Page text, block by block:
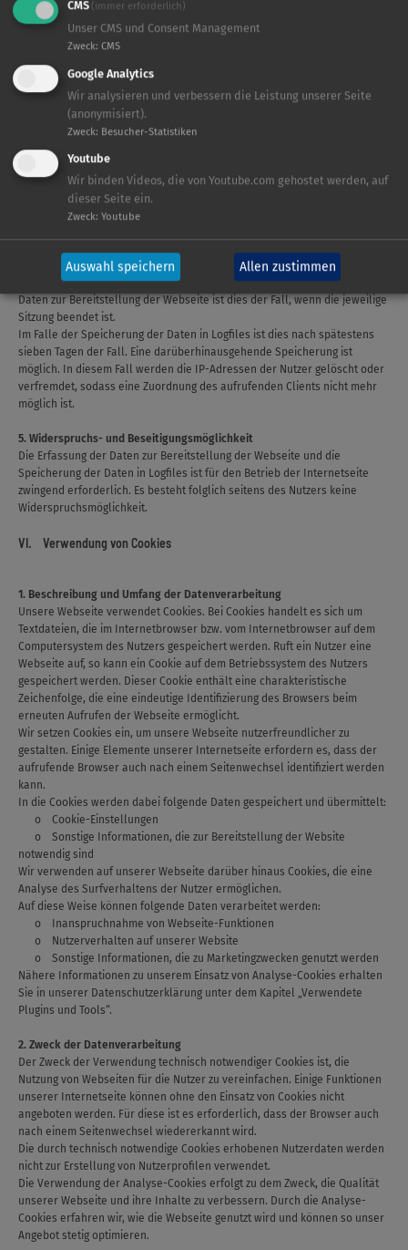
Die Speicherung in Logfiles erfolgt, um die Funktionsfähigkeit der
Webseite sicherzustellen. Zudem dienen uns die Daten zur Optimierung
der Webseite und zur Sicherstellung der Sicherheit unserer
Marketingzwecken findet in diesem Zusammenhang nicht statt.
In diesen Zwecken liegt auch unser berechtigtes Interesse an der
Datenverarbeitung nach Art. 6 Abs. 1 S. 1 lit. f DSGVO.
Rechtsgrundlage für die vorübergehende Speicherung der Daten und der
Logfiles ist Art. 6 Abs. 1 S. 1 lit. f DSGVO. Die hierbei verfolgten
berechtigten Interessen entnehmen Sie bitte den Ausführungen unter V.2.
dieser Datenschutzerklärung.
Die Daten werden gelöscht, sobald sie für die Erreichung des Zweckes
ihrer Erhebung nicht mehr erforderlich sind. Im Falle der Erfassung der
Daten zur Bereitstellung der Webseite ist dies der Fall, wenn die jeweilige
Sitzung beendet ist.
Im Falle der Speicherung der Daten in Logfiles ist dies nach spätestens
sieben Tagen der Fall. Eine darüberhinausgehende Speicherung ist
möglich. In diesem Fall werden die IP-Adressen der Nutzer gelöscht oder
verfremdet, sodass eine Zuordnung des aufrufenden Clients nicht mehr
möglich ist.
5. Widerspruchs- und Beseitigungsmöglichkeit
Die Erfassung der Daten zur Bereitstellung der Webseite und die
Speicherung der Daten in Logfiles ist für den Betrieb der Internetseite
zwingend erforderlich. Es besteht folglich seitens des Nutzers keine
Widerspruchsmöglichkeit.
VI. Verwendung von Cookies
1. Beschreibung und Umfang der Datenverarbeitung
Unsere Webseite verwendet Cookies. Bei Cookies handelt es sich um
Textdateien, die im Internetbrowser bzw. vom Internetbrowser auf dem
Computersystem des Nutzers gespeichert werden. Ruft ein Nutzer eine
Webseite auf, so kann ein Cookie auf dem Betriebssystem des Nutzers
gespeichert werden. Dieser Cookie enthält eine charakteristische
Zeichenfolge, die eine eindeutige Identifizierung des Browsers beim
erneuten Aufrufen der Webseite ermöglicht.
Wir setzen Cookies ein, um unsere Webseite nutzerfreundlicher zu
gestalten. Einige Elemente unserer Internetseite erfordern es, dass der
aufrufende Browser auch nach einem Seitenwechsel identifiziert werden
kann.
In die Cookies werden dabei folgende Daten gespeichert und übermittelt:
o Cookie-Einstellungen
o Sonstige Informationen, die zur Bereitstellung der Website
notwendig sind
Wir verwenden auf unserer Webseite darüber hinaus Cookies, die eine
Analyse des Surfverhaltens der Nutzer ermöglichen.
Auf diese Weise können folgende Daten verarbeitet werden:
o Inanspruchnahme von Webseite-Funktionen
o Nutzerverhalten auf unserer Website
o Sonstige Informationen, die zu Marketingzwecken genutzt werden
Nähere Informationen zu unserem Einsatz von Analyse-Cookies erhalten
Sie in unserer Datenschutzerklärung unter dem Kapitel „Verwendete
Plugins und Tools“.
2. Zweck der Datenverarbeitung
Der Zweck der Verwendung technisch notwendiger Cookies ist, die
Nutzung von Webseiten für die Nutzer zu vereinfachen. Einige Funktionen
unserer Internetseite können ohne den Einsatz von Cookies nicht
angeboten werden. Für diese ist es erforderlich, dass der Browser auch
nach einem Seitenwechsel wiedererkannt wird.
Die durch technisch notwendige Cookies erhobenen Nutzerdaten werden
nicht zur Erstellung von Nutzerprofilen verwendet.
Die Verwendung der Analyse-Cookies erfolgt zu dem Zweck, die Qualität
unserer Webseite und ihre Inhalte zu verbessern. Durch die Analyse-
Cookies erfahren wir, wie die Webseite genutzt wird und können so unser
Angebot stetig optimieren.
CMS (immer erforderlich)
Unser CMS und Consent Management
Zweck: CMS
Google Analytics
Wir analysieren und verbessern die Leistung unserer Seite
(anonymisiert).
Zweck: Besucher-Statistiken
Youtube
Wir binden Videos, die von Youtube.com gehostet werden, auf
dieser Seite ein.
Zweck: Youtube
Auswahl speichern Allen zustimmen